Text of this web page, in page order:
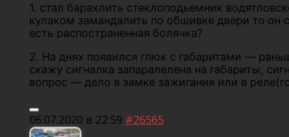
1. стал барахлить стеклоподьемник
кулаком замандалить по обшивке двери то он
есть распостраненная болячка?
2. На днях появился глюк с габаритами —
скажу сигналка запаралелена на габариты,
вопрос — дело в замке зажигания или в
06.07.2020 в 22:59 #26565